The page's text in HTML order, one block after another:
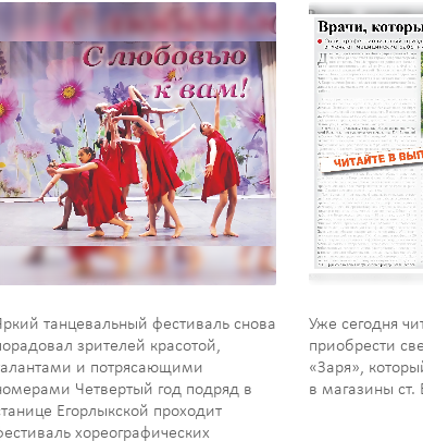
танцевальный фестиваль снова
зрителей красотой,
и потрясающими
Четвертый год подряд в
Егорлыкской проходит
хореографических
Уже сегодня
приобрести
«Заря»,
в магазины ст.